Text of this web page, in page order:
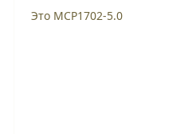
Это MCP1702-5.0